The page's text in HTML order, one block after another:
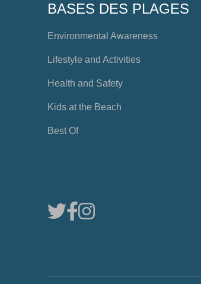
BASES DES PLAGES
Environmental Awareness
Lifestyle and Activities
Health and Safety
Kids at the Beach
Best Of